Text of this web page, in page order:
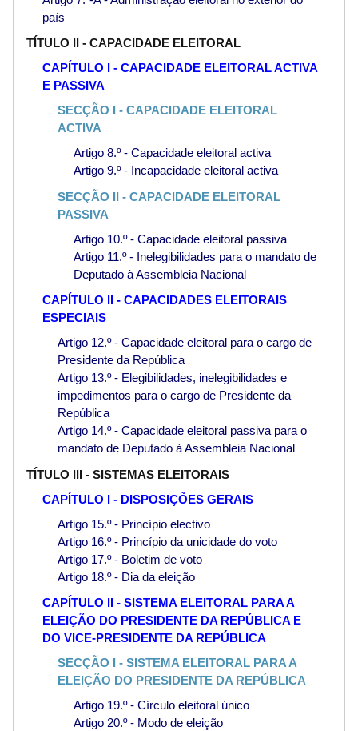
país
TÍTULO II - CAPACIDADE ELEITORAL
CAPÍTULO I - CAPACIDADE ELEITORAL ACTIVA
E PASSIVA
SECÇÃO I - CAPACIDADE ELEITORAL
ACTIVA
Artigo 8.º - Capacidade eleitoral activa
Artigo 9.º - Incapacidade eleitoral activa
SECÇÃO II - CAPACIDADE ELEITORAL
PASSIVA
Artigo 10.º - Capacidade eleitoral passiva
Artigo 11.º - Inelegibilidades para o mandato de
Deputado à Assembleia Nacional
CAPÍTULO II - CAPACIDADES ELEITORAIS
ESPECIAIS
Artigo 12.º - Capacidade eleitoral para o cargo de
Presidente da República
Artigo 13.º - Elegibilidades, inelegibilidades e
impedimentos para o cargo de Presidente da
República
Artigo 14.º - Capacidade eleitoral passiva para o
mandato de Deputado à Assembleia Nacional
TÍTULO III - SISTEMAS ELEITORAIS
CAPÍTULO I - DISPOSIÇÕES GERAIS
Artigo 15.º - Princípio electivo
Artigo 16.º - Princípio da unicidade do voto
Artigo 17.º - Boletim de voto
Artigo 18.º - Dia da eleição
CAPÍTULO II - SISTEMA ELEITORAL PARA A
ELEIÇÃO DO PRESIDENTE DA REPÚBLICA E
DO VICE-PRESIDENTE DA REPÚBLICA
SECÇÃO I - SISTEMA ELEITORAL PARA A
ELEIÇÃO DO PRESIDENTE DA REPÚBLICA
Artigo 19.º - Círculo eleitoral único
Artigo 20.º - Modo de eleição